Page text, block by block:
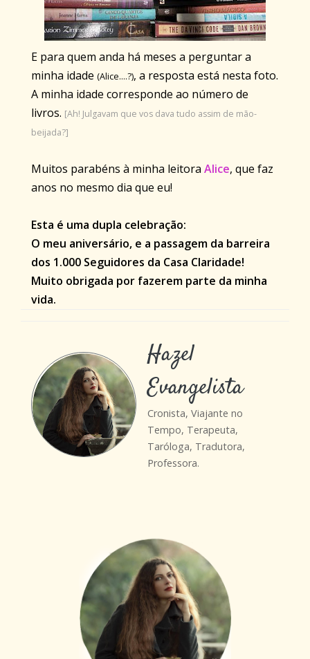
E para quem anda há meses a perguntar a
minha idade (Alice....?), a resposta está nesta foto.
A minha idade corresponde ao número de
livros. [Ah! Julgavam que vos dava tudo assim de mão-
beijada?]
Muitos parabéns à minha leitora Alice, que faz
anos no mesmo dia que eu!
Esta é uma dupla celebração:
O meu aniversário, e a passagem da barreira
dos 1.000 Seguidores da Casa Claridade!
Muito obrigada por fazerem parte da minha
vida.
Hazel
Evangelista
Cronista, Viajante no
Tempo, Terapeuta,
Taróloga, Tradutora,
Professora.